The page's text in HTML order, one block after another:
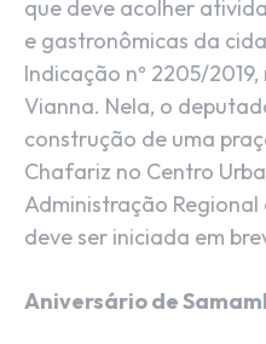
que deve acolher
e gastronômicas da
Indicação nº 2205/
Vianna. Nela, o
construção de uma
Chafariz no Centro
Administração
deve ser iniciada em
Aniversário de